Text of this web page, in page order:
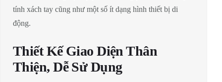
tính xách tay cũng như một số ít dạng hình thiết bị di
động.
Thiết Kế Giao Diện Thân
Thiện, Dễ Sử Dụng